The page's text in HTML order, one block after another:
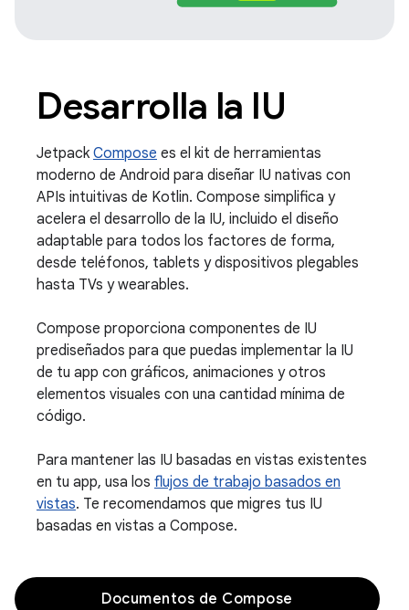
Desarrolla la IU
Jetpack Compose es el kit de herramientas
moderno de Android para diseñar IU nativas con
APIs intuitivas de Kotlin. Compose simplifica y
acelera el desarrollo de la IU, incluido el diseño
adaptable para todos los factores de forma,
desde teléfonos, tablets y dispositivos plegables
hasta TVs y wearables.
Compose proporciona componentes de IU
prediseñados para que puedas implementar la IU
de tu app con gráficos, animaciones y otros
elementos visuales con una cantidad mínima de
código.
Para mantener las IU basadas en vistas existentes
en tu app, usa los flujos de trabajo basados en
vistas. Te recomendamos que migres tus IU
basadas en vistas a Compose.
Documentos de Compose